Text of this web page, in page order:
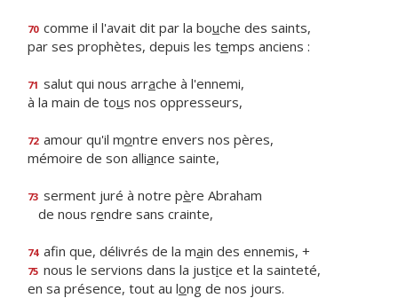
70 comme il l'avait dit par la bouche des saints,
par ses prophètes, depuis les temps anciens :
71 salut qui nous arrache à l'ennemi,
à la main de tous nos oppresseurs,
72 amour qu'il montre envers nos pères,
mémoire de son alliance sainte,
73 serment juré à notre père Abraham
de nous rendre sans crainte,
74 afin que, délivrés de la main des ennemis, +
75 nous le servions dans la justice et la sainteté,
en sa présence, tout au long de nos jours.